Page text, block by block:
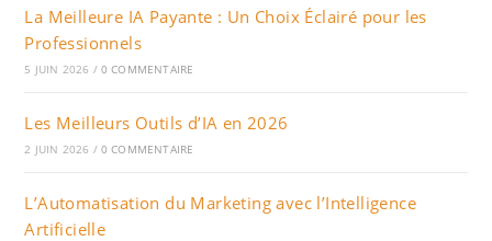
La Meilleure IA Payante : Un Choix Éclairé pour les
Professionnels
5 JUIN 2026 / 0 COMMENTAIRE
Les Meilleurs Outils d’IA en 2026
2 JUIN 2026 / 0 COMMENTAIRE
L’Automatisation du Marketing avec l’Intelligence
Artificielle